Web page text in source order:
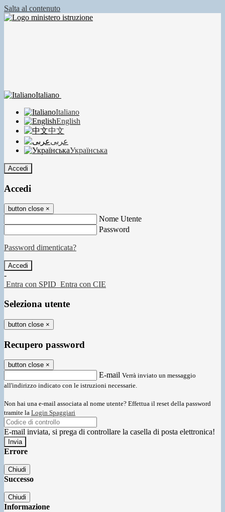
Salta al contenuto
Italiano
Italiano
English
中文
عربى
Українська
Accedi
Accedi
button close ×
Nome Utente
Password
Password dimenticata?
-
Entra con SPID Entra con CIE
Seleziona utente
button close ×
Recupero password
button close ×
E-mail Verrà inviato un messaggio
all'indirizzo indicato con le istruzioni necessarie.
Non hai una e-mail associata al nome utente? Effettua il reset della password
tramite la Login Spaggiari
E-mail inviata, si prega di controllare la casella di posta elettronica!
Errore
Chiudi
Successo
Chiudi
Informazione